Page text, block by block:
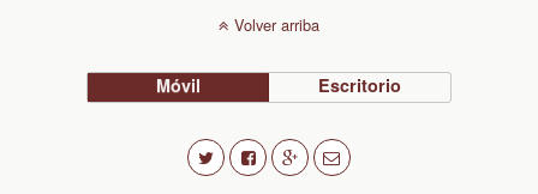
Volver arriba
Móvil Escritorio